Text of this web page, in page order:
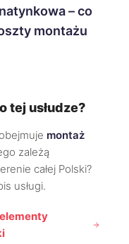
– co
montażu
tej usłudze?
montaż
zależą
całej Polski?
usługi.